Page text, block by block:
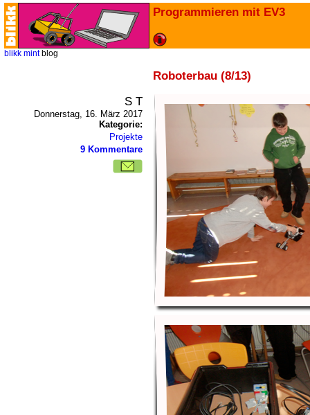
Programmieren mit EV3
blikk mint blog
Roboterbau (8/13)
S T
Donnerstag, 16. März 2017
Kategorie:
Projekte
9 Kommentare